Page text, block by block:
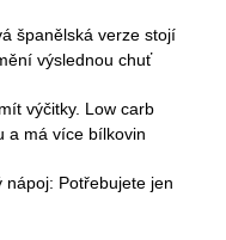
španělská verze stojí
výslednou chuť
výčitky. Low carb
a má více bílkovin
Potřebujete jen